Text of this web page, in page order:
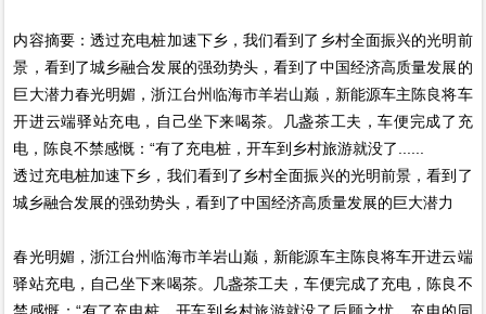
内容摘要：透过充电桩加速下乡，我们看到了乡村全面振兴的光明前
景，看到了城乡融合发展的强劲势头，看到了中国经济高质量发展的
巨大潜力春光明媚，浙江台州临海市羊岩山巅，新能源车主陈良将车
开进云端驿站充电，自己坐下来喝茶。几盏茶工夫，车便完成了充
电，陈良不禁感慨：“有了充电桩，开车到乡村旅游就没了......
透过充电桩加速下乡，我们看到了乡村全面振兴的光明前景，看到了
城乡融合发展的强劲势头，看到了中国经济高质量发展的巨大潜力
春光明媚，浙江台州临海市羊岩山巅，新能源车主陈良将车开进云端
驿站充电，自己坐下来喝茶。几盏茶工夫，车便完成了充电，陈良不